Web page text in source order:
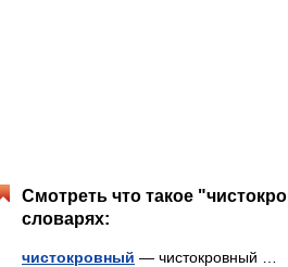
Смотреть что такое
словарях:
чистокровный — чистокровный …